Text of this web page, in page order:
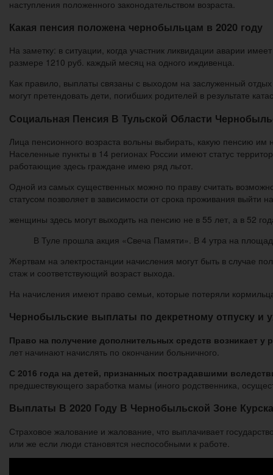
наступления положенного законодательством возраста.
Какая пенсия положена чернобыльцам в 2020 году
На заметку: в ситуации, когда участник ликвидации аварии
размере 1210 руб. каждый месяц на одного иждивенца.
Как правило, выплаты связаны с выходом на заслуженный
могут претендовать дети, погибших родителей в результате
Социальная Пенсия В Тульской Области
Лица пенсионного возраста вольны выбирать, какую пенсию
Населенные пункты в 14 регионах России имеют статус
работающие здесь граждане имею ряд льгот.
Одной из самых существенных можно по праву считать
статусом позволяет в зависимости от срока проживания
женщины здесь могут выходить на пенсию не в 55 лет, а в 52
В Туле прошла акция «Свеча Памяти». В 4 утра на
Жертвам на электростанции начисления могут быть в случае
стаж и соответствующий возраст выхода.
На начисления имеют право семьи, которые потеряли
Чернобыльские выплаты по декретному отпуску и
Право на получение дополнительных средств возникает
лет начинают начислять по окончании больничного.
С 2016 года на детей, признанных пострадавшими
предшествующего заработка мамы (иного родственника,
Выплаты В 2020 Году В Чернобыльской Зоне
Страховое жалование и жалование, что выплачивает
или же если люди становятся неспособными к работе.